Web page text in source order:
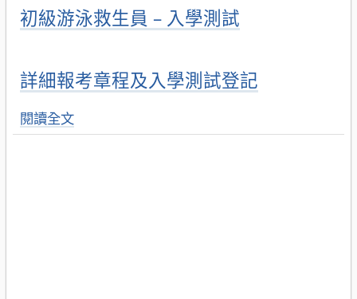
初級游泳救生員 – 入學測試
詳細報考章程及入學測試登記
閱讀全文